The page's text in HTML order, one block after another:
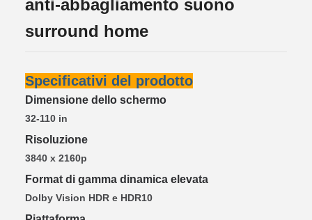
anti-abbagliamento suono
surround home
Specificativi del prodotto
Dimensione dello schermo
32-110 in
Risoluzione
3840 x 2160p
Format di gamma dinamica elevata
Dolby Vision HDR e HDR10